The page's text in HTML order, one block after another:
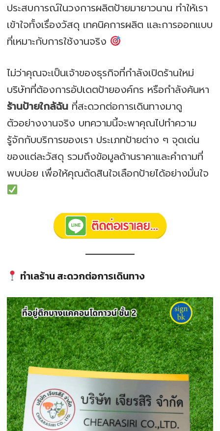
ประสบการณ์ในวงการผลิตป้ายมายาวนาน ทำให้เรา
เข้าใจทั้งเรื่องวัสดุ เทคนิคการผลิต และการออกแบบ
ที่เหมาะกับการใช้งานจริง
ไม่ว่าคุณจะเป็นเจ้าของธุรกิจที่กำลังเปิดร้านใหม่
บริษัทที่ต้องการอัปเดตป้ายองค์กร หรือกำลังค้นหา
ร้านป้ายใกล้ฉัน ที่สะดวกต่อการเดินทางมาดู
ตัวอย่างงานจริง บทความนี้จะพาคุณไปทำความ
รู้จักกับบริการของเรา ประเภทป้ายต่าง ๆ จุดเด่น
ของแต่ละวัสดุ รวมถึงข้อมูลด้านราคาและคำถามที่
พบบ่อย เพื่อให้คุณตัดสินใจเลือกป้ายได้อย่างมั่นใจ
ทำเลร้าน สะดวกต่อการเดินทาง